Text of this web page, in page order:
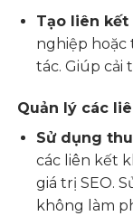
Tạo liên kết
nghiệp hoặc
tác. Giúp cải
Quản lý các
Sử dụng
các liên kết
giá trị SEO.
không làm